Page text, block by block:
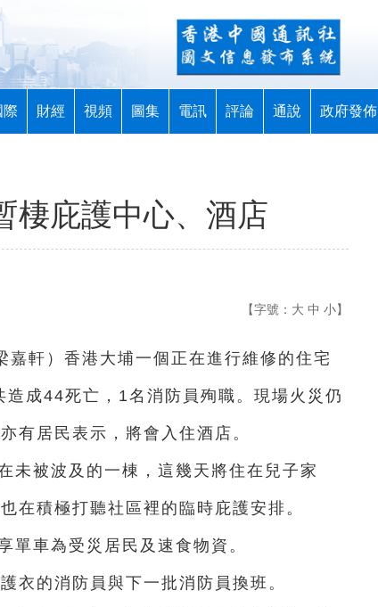
際 財經 視頻 圖集 電訊 評論 通說 政府發佈
棲庇護中心、酒店
【字號： 大 中 小】
軒）香港大埔一個正在進行維修的住宅
成44死亡，1名消防員殉職。現場火災仍
有居民表示，將會入住酒店。
未被波及的一棟，這幾天將住在兒子家
在積極打聽社區裡的臨時庇護安排。
單車為受災居民及速食物資。
衣的消防員與下一批消防員換班。